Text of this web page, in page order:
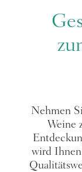
Nehmen
Weine
wird Ihnen